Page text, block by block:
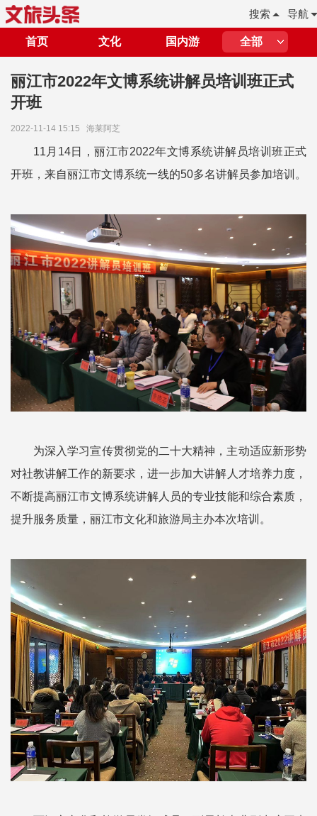
导航
搜索
首页 文化 国内游 全部
丽江市2022年文博系统讲解员培训班正式
开班
2022-11-14 15:15 海莱阿芝
11月14日，丽江市2022年文博系统讲解员培训班正式
开班，来自丽江市文博系统一线的50多名讲解员参加培训。
为深入学习宣传贯彻党的二十大精神，主动适应新形势
对社教讲解工作的新要求，进一步加大讲解人才培养力度，
不断提高丽江市文博系统讲解人员的专业技能和综合素质，
提升服务质量，丽江市文化和旅游局主办本次培训。